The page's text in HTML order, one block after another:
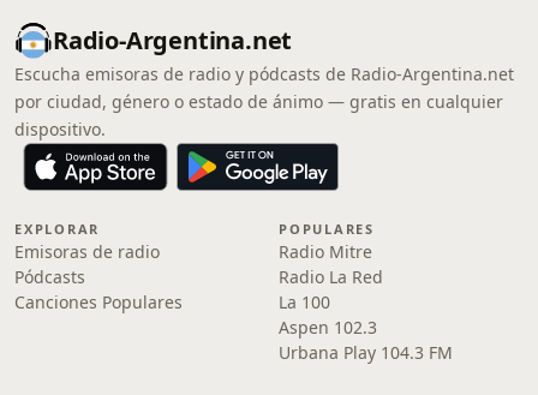
Radio-Argentina.net
Escucha emisoras de radio y pódcasts de Radio-Argentina.net
por ciudad, género o estado de ánimo — gratis en cualquier
dispositivo.
EXPLORAR
Emisoras de radio
Pódcasts
Canciones Populares
POPULARES
Radio Mitre
Radio La Red
La 100
Aspen 102.3
Urbana Play 104.3 FM